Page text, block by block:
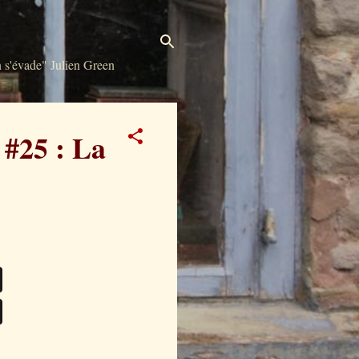
Julien Green
: La